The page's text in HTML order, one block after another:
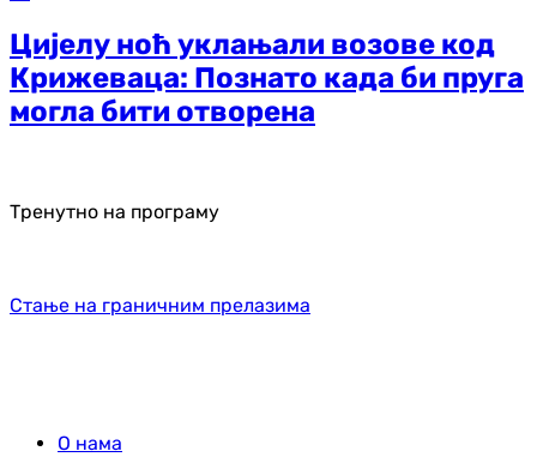
Цијелу ноћ уклањали возове код
Крижеваца: Познато када би пруга
могла бити отворена
Тренутно на програму
Стање на граничним прелазима
О нама